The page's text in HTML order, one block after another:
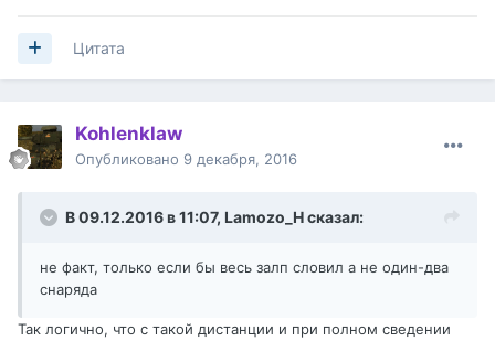
Цитата
Kohlenklaw
Опубликовано 9 декабря, 2016
В 09.12.2016 в 11:07, Lamozo_Hсказал:
не факт, только если бы весь залп словил а не один-два
снаряда
Так логично, что с такой дистанции и при полном сведении